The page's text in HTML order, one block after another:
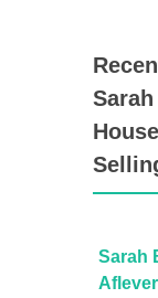
Sarah